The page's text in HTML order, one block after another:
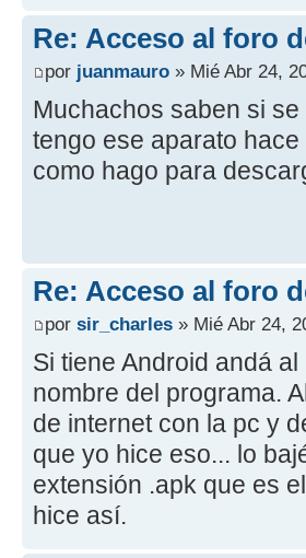
Re: Acceso al foro
por juanmauro » Mié Abr 24,
Muchachos saben si
tengo ese aparato
como hago para
Re: Acceso al foro
por sir_charles » Mié Abr 24,
Si tiene Android andá
nombre del programa.
de internet con la pc y
que yo hice eso... lo
extensión .apk que es
hice así.